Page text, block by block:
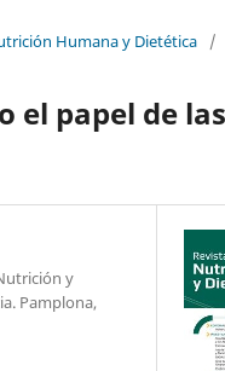
Humana y Dietética /
el papel de
y
Pamplona,